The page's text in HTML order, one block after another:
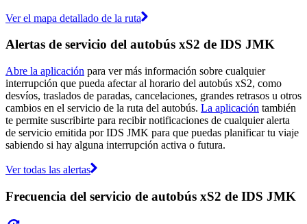
Ver el mapa detallado de la ruta
Alertas de servicio del autobús xS2 de IDS JMK
Abre la aplicación para ver más información sobre cualquier
interrupción que pueda afectar al horario del autobús xS2, como
desvíos, traslados de paradas, cancelaciones, grandes retrasos u otros
cambios en el servicio de la ruta del autobús. La aplicación también
te permite suscribirte para recibir notificaciones de cualquier alerta
de servicio emitida por IDS JMK para que puedas planificar tu viaje
sabiendo si hay alguna interrupción activa o futura.
Ver todas las alertas
Frecuencia del servicio de autobús xS2 de IDS JMK